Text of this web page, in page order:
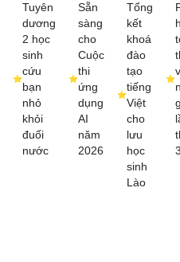
Tuyên
dương
2 học
sinh
cứu
bạn
nhỏ
khỏi
đuối
nước
Sẵn
sàng
cho
Cuộc
thi
ứng
dụng
AI
năm
2026
Tổng
kết
khoá
đào
tạo
tiếng
Việt
cho
lưu
học
sinh
Lào